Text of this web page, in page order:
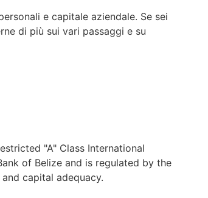
e capitale aziendale. Se sei
di più sui vari passaggi e su
"A" Class International
of Belize and is regulated by the
capital adequacy.